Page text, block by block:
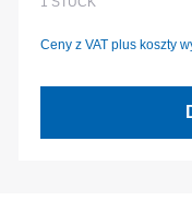
Ceny z VAT plus koszty